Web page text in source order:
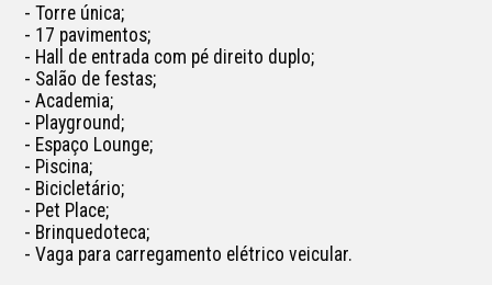
- Torre única;
- 17 pavimentos;
- Hall de entrada com pé direito duplo;
- Salão de festas;
- Academia;
- Playground;
- Espaço Lounge;
- Piscina;
- Bicicletário;
- Pet Place;
- Brinquedoteca;
- Vaga para carregamento elétrico veicular.